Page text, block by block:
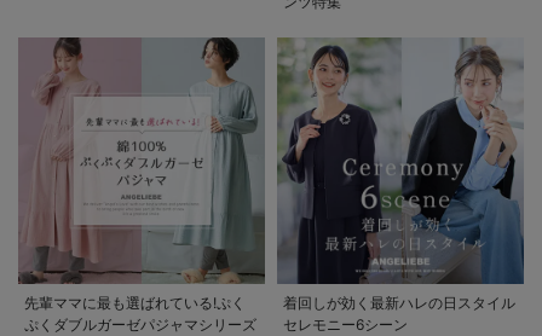
先輩ママに最も選ばれている!ぷく
ぷくダブルガーゼパジャマシリーズ
着回しが効く最新ハレの日スタイル
セレモニー6シーン